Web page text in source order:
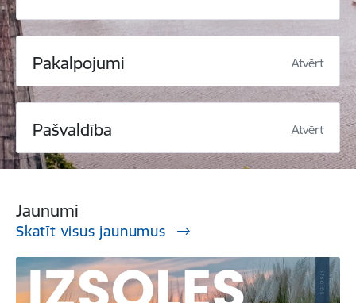
Pakalpojumi Atvērt
Pašvaldība Atvērt
Jaunumi
Skatīt visus jaunumus